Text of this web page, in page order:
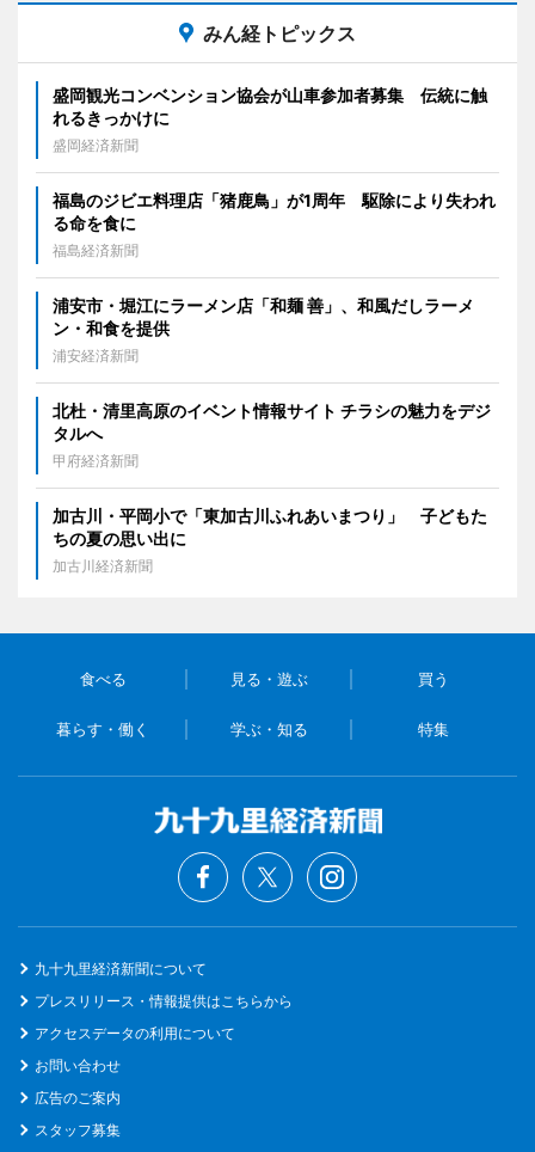
みん経トピックス
盛岡観光コンベンション協会が山車参加者募集 伝統に触
れるきっかけに
盛岡経済新聞
福島のジビエ料理店「猪鹿鳥」が1周年 駆除により失われ
る命を食に
福島経済新聞
浦安市・堀江にラーメン店「和麺 善」、和風だしラーメ
ン・和食を提供
浦安経済新聞
北杜・清里高原のイベント情報サイト チラシの魅力をデジ
タルへ
甲府経済新聞
加古川・平岡小で「東加古川ふれあいまつり」 子どもた
ちの夏の思い出に
加古川経済新聞
食べる 見る・遊ぶ 買う
暮らす・働く 学ぶ・知る 特集
九十九里経済新聞について
プレスリリース・情報提供はこちらから
アクセスデータの利用について
お問い合わせ
広告のご案内
スタッフ募集